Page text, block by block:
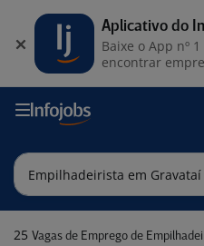
25 Vagas de Emprego de
Aplicativo do
Baixe o App nº
encontrar